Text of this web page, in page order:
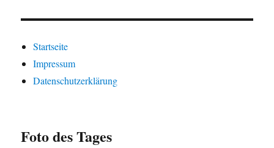
Startseite
Impressum
Datenschutzerklärung
Foto des Tages